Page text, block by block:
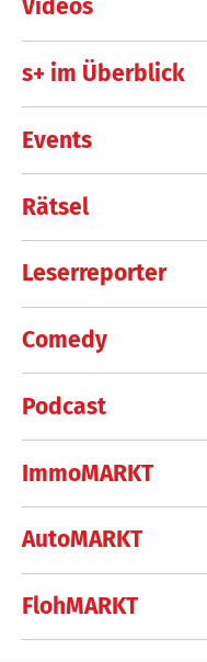
Videos
s+ im Überblick
Events
Rätsel
Leserreporter
Comedy
Podcast
ImmoMARKT
AutoMARKT
FlohMARKT